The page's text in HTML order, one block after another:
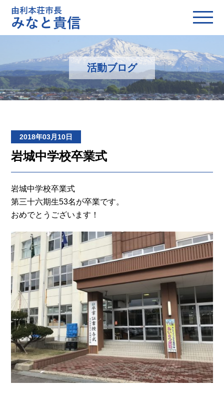
活動ブログ
2018年03月10日
岩城中学校卒業式
岩城中学校卒業式
第三十六期生53名が卒業です。
おめでとうございます！